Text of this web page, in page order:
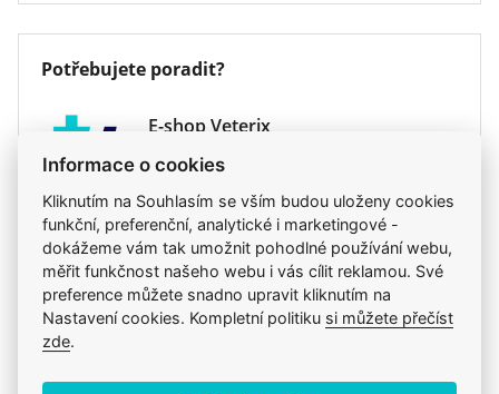
fosforu (hlavní komponenty struvitových
krystalů a kamenů.
Kyselé pH moči pod 6,4 rozpouští existující
struvitové krystaly a minimalizuje vznik krystalů
nových.
Vysoce kvalitní a vysoce stravitelné
složky krmiva zajišťují maximální využití živin a
menší objem výkalů.
Potřebujete poradit?
E-shop Veterix
krmiva?
777 319 517 (Po–Pá, 8–15h)
eshop@veterix.cz
Informace o cookies
Kliknutím na Souhlasím se vším budou uloženy cookies
funkční, preferenční, analytické i marketingové -
dokážeme vám tak umožnit pohodlné používání webu,
měřit funkčnost našeho webu i vás cílit reklamou. Své
preference můžete snadno upravit kliknutím na
Nastavení cookies. Kompletní politiku si můžete přečíst
zde.